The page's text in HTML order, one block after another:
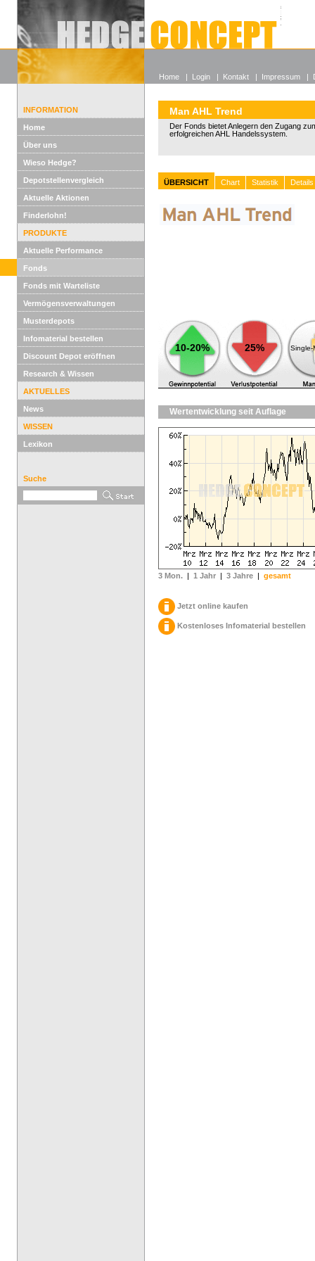
Alle
Wieso
INFORMATION
Home
Über uns
Wieso Hedge?
Depotstellenvergleich
Aktuelle Aktionen
Finderlohn!
PRODUKTE
Aktuelle Performance
Fonds
Fonds mit Warteliste
Vermögensverwaltungen
Musterdepots
Infomaterial bestellen
Discount Depot eröffnen
Research & Wissen
AKTUELLES
News
WISSEN
Lexikon
Suche
Man AHL Trend
Der Fonds bietet Anlegern den Zugang
erfolgreichen AHL Handelssystem.
ÜBERSICHT Chart Statistik Details
10-20% 25% Single-
Wertentwicklung seit Auflage
3 Mon. | 1 Jahr | 3 Jahre | gesamt
Jetzt online kaufen
Kostenloses Infomaterial bestellen
Home | Login | Kontakt | Impressum |